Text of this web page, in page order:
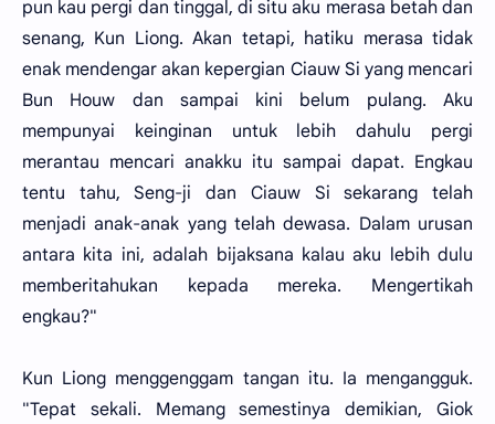
pun kau pergi dan tinggal, di situ aku merasa betah dan
senang, Kun Liong. Akan tetapi, hatiku merasa tidak
enak mendengar akan kepergian Ciauw Si yang mencari
Bun Houw dan sampai kini belum pulang. Aku
mempunyai keinginan untuk lebih dahulu pergi
merantau mencari anakku itu sampai dapat. Engkau
tentu tahu, Seng-ji dan Ciauw Si sekarang telah
menjadi anak-anak yang telah dewasa. Dalam urusan
antara kita ini, adalah bijaksana kalau aku lebih dulu
memberitahukan kepada mereka. Mengertikah
engkau?"
Kun Liong menggenggam tangan itu. Ia mengangguk.
"Tepat sekali. Memang semestinya demikian, Giok